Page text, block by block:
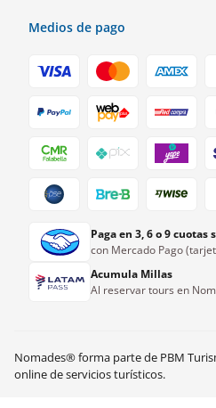
Medios de pago
Paga en 3, 6 o 9 cuotas
con Mercado Pago
Acumula Millas
Al reservar tours en
Nomades® forma parte de PBM
online de servicios turísticos.